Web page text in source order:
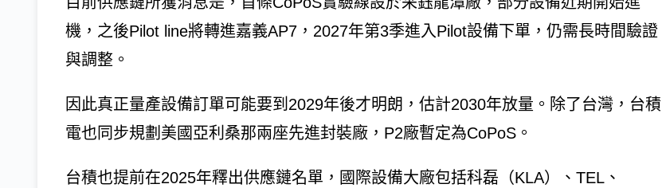
機，之後Pilot line將轉進嘉義AP7，2027年第3季進入Pilot設備下單，仍需長時間驗證
與調整。
因此真正量產設備訂單可能要到2029年後才明朗，估計2030年放量。除了台灣，台積
電也同步規劃美國亞利桑那兩座先進封裝廠，P2廠暫定為CoPoS。
台積也提前在2025年釋出供應鏈名單，國際設備大廠包括科磊（KLA）、TEL、